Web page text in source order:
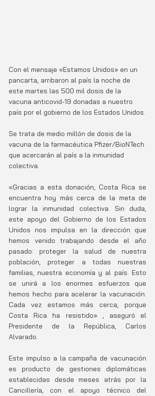
Con el mensaje «Estamos Unidos» en un
pancarta, arribaron al país la noche de
este martes las 500 mil dosis de la
vacuna anticovid-19 donadas a nuestro
país por el gobierno de los Estados Unidos.
Se trata de medio millón de dosis de la
vacuna de la farmacéutica Pfizer/BioNTech
que acercarán al país a la inmunidad
colectiva.
«Gracias a esta donación, Costa Rica se
encuentra hoy más cerca de la meta de
lograr la inmunidad colectiva. Sin duda,
este apoyo del Gobierno de los Estados
Unidos nos impulsa en la dirección que
hemos venido trabajando desde el año
pasado: proteger la salud de nuestra
población, proteger a todas nuestras
familias, nuestra economía y al país. Esto
se unirá a los enormes esfuerzos que
hemos hecho para acelerar la vacunación.
Cada vez estamos más cerca, porque
Costa Rica ha resistido» , aseguró el
Presidente de la República, Carlos
Alvarado.
Este impulso a la campaña de vacunación
es producto de gestiones diplomáticas
establecidas desde meses atrás por la
Cancillería, con el apoyo técnico del